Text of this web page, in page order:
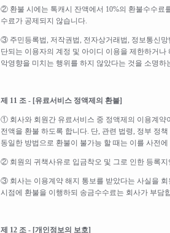
② 환불 시에는 톡캐시 잔액에서 10%의 환불수수료
수료가 공제되지 않습니다.
③ 주민등록법, 저작권법, 전자상거래법, 정보통신
단되는 이용자의 계정 및 아이디 이용을 제한하거
악영향을 미치는 행위를 하지 않았다는 것을 소명
제 11 조 - [유료서비스 정액제의 환불]
① 회사와 회원간 유료서비스 중 정액제의 이용계약
전액을 환불 하도록 합니다. 단, 관련 법령, 정부 정
동일한 방법으로 환불이 불가능 할 때는 이를 사전
② 회원의 귀책사유로 입금착오 및 그로 인한 등록
③ 회사는 이용계약 해지 통보를 받았다는 사실을
시점에 환불을 이행하되 송금수수료는 회사가 부담
제 12 조 - [개인정보의 보호]